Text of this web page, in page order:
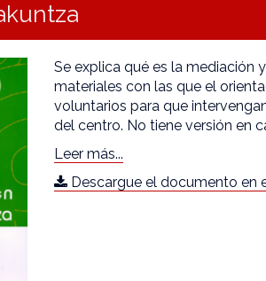
Se explica qué es la mediación
materiales con las que el
voluntarios para que
del centro. No tiene versión en
Leer más...
Descargue el documento en